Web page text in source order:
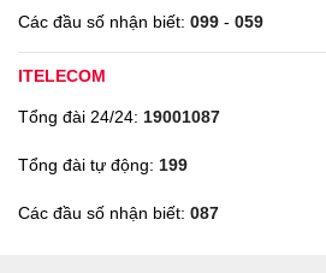
Các đầu số nhận biết: 099 - 059
ITELECOM
Tổng đài 24/24: 19001087
Tổng đài tự động: 199
Các đầu số nhận biết: 087